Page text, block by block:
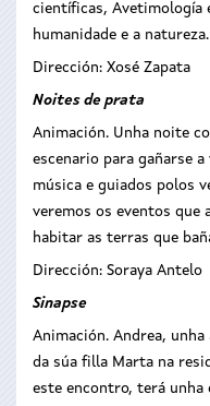
científicas, Avetimología
humanidade e a natureza.
Dirección: Xosé Zapata
Noites de prata
Animación. Unha noite
escenario para gañarse a
música e guiados polos
veremos os eventos que
habitar as terras que
Dirección: Soraya Antelo
Sinapse
Animación. Andrea,
da súa filla Marta na
este encontro, terá unha